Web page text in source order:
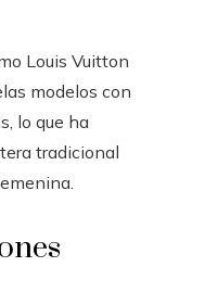
Louis Vuitton
modelos con
lo que ha
tradicional